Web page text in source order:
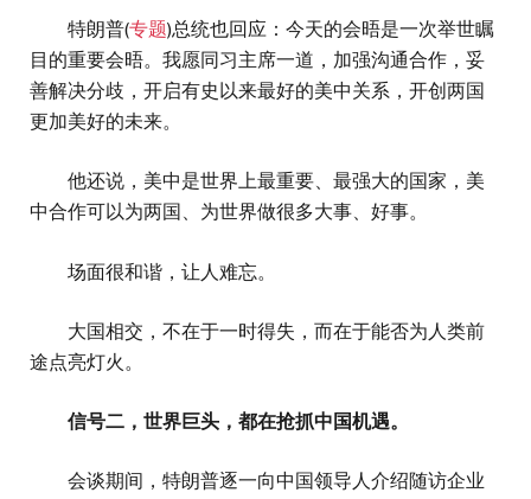
特朗普(专题)总统也回应：今天的会晤是一次举世瞩
目的重要会晤。我愿同习主席一道，加强沟通合作，妥
善解决分歧，开启有史以来最好的美中关系，开创两国
更加美好的未来。
他还说，美中是世界上最重要、最强大的国家，美
中合作可以为两国、为世界做很多大事、好事。
场面很和谐，让人难忘。
大国相交，不在于一时得失，而在于能否为人类前
途点亮灯火。
信号二，世界巨头，都在抢抓中国机遇。
会谈期间，特朗普逐一向中国领导人介绍随访企业